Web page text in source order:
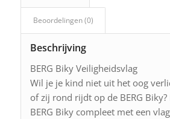
Beoordelingen (0)
Beschrijving
BERG Biky Veiligheidsvlag
Wil je je kind niet uit het oog
of zij rond rijdt op de BERG Biky?
BERG Biky compleet met een